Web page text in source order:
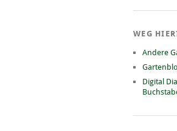
WEG
Andere
Digital